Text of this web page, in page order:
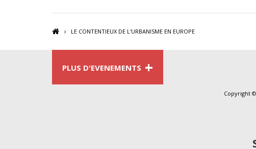
LE CONTENTIEUX DE L'URBANISME EN EUROPE
PLUS D'EVENEMENTS +
Copyright